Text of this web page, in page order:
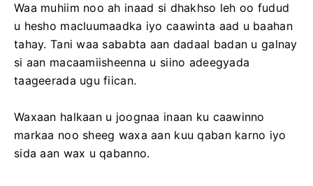
Waa muhiim noo ah inaad si dhakhso leh oo fudud
u hesho macluumaadka iyo caawinta aad u baahan
tahay. Tani waa sababta aan dadaal badan u galnay
si aan macaamiisheenna u siino adeegyada
taageerada ugu fiican.
Waxaan halkaan u joognaa inaan ku caawinno
markaa noo sheeg waxa aan kuu qaban karno iyo
sida aan wax u qabanno.